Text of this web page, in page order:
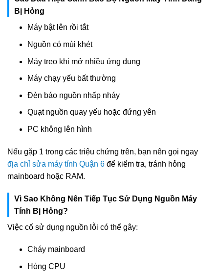
Bị Hỏng
Máy bật lên rồi tắt
Nguồn có mùi khét
Máy treo khi mở nhiều ứng dụng
Máy chạy yếu bất thường
Đèn báo nguồn nhấp nháy
Quạt nguồn quay yếu hoặc đứng yên
PC không lên hình
Nếu gặp 1 trong các triệu chứng trên, bạn nên gọi ngay
địa chỉ sửa máy tính Quận 6 để kiểm tra, tránh hỏng
mainboard hoặc RAM.
Vì Sao Không Nên Tiếp Tục Sử Dụng Nguồn Máy
Tính Bị Hỏng?
Việc cố sử dụng nguồn lỗi có thể gây:
Cháy mainboard
Hỏng CPU